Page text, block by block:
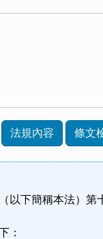
法規內容 條文
以下簡稱本法）第
：